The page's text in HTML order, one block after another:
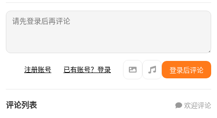
注册账号 已有账号？登录 登录后评论
评论列表 欢迎评论